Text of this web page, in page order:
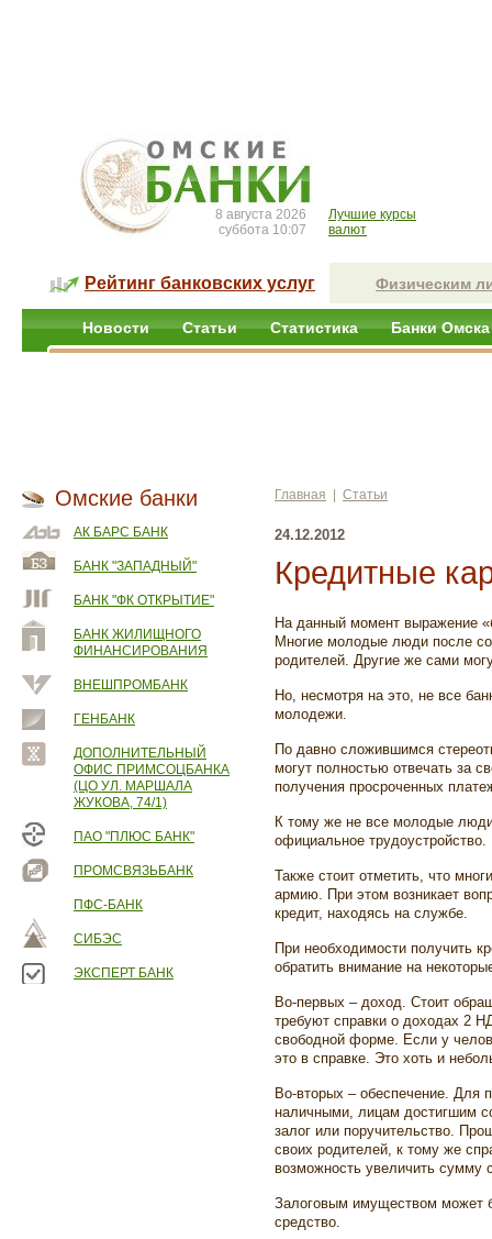
8 августа 2026
суббота 10:07
Лучшие курсы
валют
Рейтинг банковских услуг Физическим
Новости Статьи Статистика Банки Омска
Омские банки
АК БАРС БАНК
БАНК "ЗАПАДНЫЙ"
БАНК "ФК ОТКРЫТИЕ"
БАНК ЖИЛИЩНОГО
ФИНАНСИРОВАНИЯ
ВНЕШПРОМБАНК
ГЕНБАНК
ДОПОЛНИТЕЛЬНЫЙ
ОФИС ПРИМСОЦБАНКА
(ЦО УЛ. МАРШАЛА
ЖУКОВА, 74/1)
ПАО "ПЛЮС БАНК"
ПРОМСВЯЗЬБАНК
ПФС-БАНК
СИБЭС
ЭКСПЕРТ БАНК
Главная Статьи
24.12.2012
Кредитные
На данный момент выражение
Многие молодые люди после
родителей. Другие же сами
Но, несмотря на это, не все
молодежи.
По давно сложившимся
могут полностью отвечать за
получения просроченных
К тому же не все молодые
официальное трудоустройство.
Также стоит отметить, что
армию. При этом возникает
кредит, находясь на службе.
При необходимости получить
обратить внимание на
Во-первых – доход. Стоит
требуют справки о доходах 2
свободной форме. Если у
это в справке. Это хоть и
Во-вторых – обеспечение. Для
наличными, лицам достигшим
залог или поручительство.
своих родителей, к тому же
возможность увеличить сумму
Залоговым имуществом может
средство.